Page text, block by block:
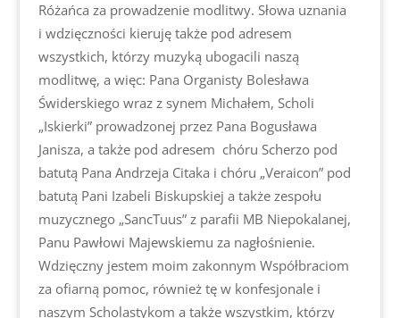
Różańca za prowadzenie modlitwy. Słowa uznania
i wdzięczności kieruję także pod adresem
wszystkich, którzy muzyką ubogacili naszą
modlitwę, a więc: Pana Organisty Bolesława
Świderskiego wraz z synem Michałem, Scholi
„Iskierki” prowadzonej przez Pana Bogusława
Janisza, a także pod adresem chóru Scherzo pod
batutą Pana Andrzeja Citaka i chóru „Veraicon” pod
batutą Pani Izabeli Biskupskiej a także zespołu
muzycznego „SancTuus” z parafii MB Niepokalanej,
Panu Pawłowi Majewskiemu za nagłośnienie.
Wdzięczny jestem moim zakonnym Współbraciom
za ofiarną pomoc, również tę w konfesjonale i
naszym Scholastykom a także wszystkim, którzy